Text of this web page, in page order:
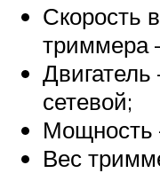
Скорость
триммера
Двигатель
сетевой;
Мощность
Вес